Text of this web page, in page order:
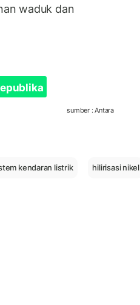
waduk dan
sumber : Antara
kendaran listrik hilirisasi nikel